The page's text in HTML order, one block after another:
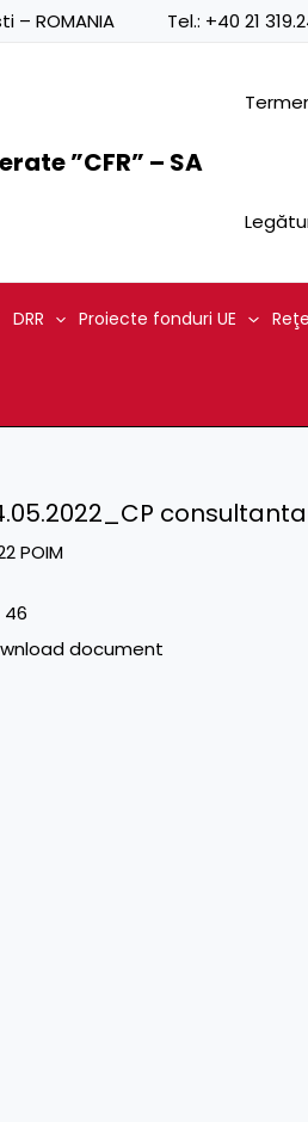
– ROMANIA Tel.: +40 21
”CFR” – SA
DRR Proiecte fonduri UE
POIM
46
document